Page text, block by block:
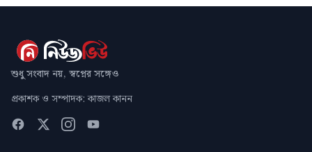
শুধু সংবাদ নয়, স্বপ্নের সঙ্গেও
প্রকাশক ও সম্পাদক: কাজল কানন